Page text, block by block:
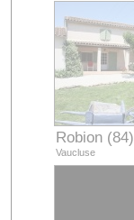
Robion (84)
Vaucluse